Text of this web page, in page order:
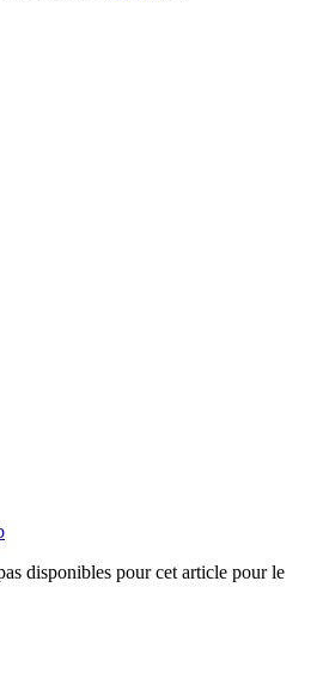
disponibles pour cet article pour le